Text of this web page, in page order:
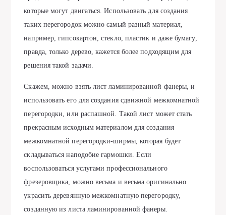
которые могут двигаться. Использовать для создания
таких перегородок можно самый разный материал,
например, гипсокартон, стекло, пластик и даже бумагу,
правда, только дерево, кажется более подходящим для
решения такой задачи.
Скажем, можно взять лист ламинированной фанеры, и
использовать его для создания сдвижной межкомнатной
перегородки, или распашной. Такой лист может стать
прекрасным исходным материалом для создания
межкомнатной перегородки-ширмы, которая будет
складываться наподобие гармошки. Если
воспользоваться услугами профессионального
фрезеровщика, можно весьма и весьма оригинально
украсить деревянную межкомнатную перегородку,
созданную из листа ламинированной фанеры.